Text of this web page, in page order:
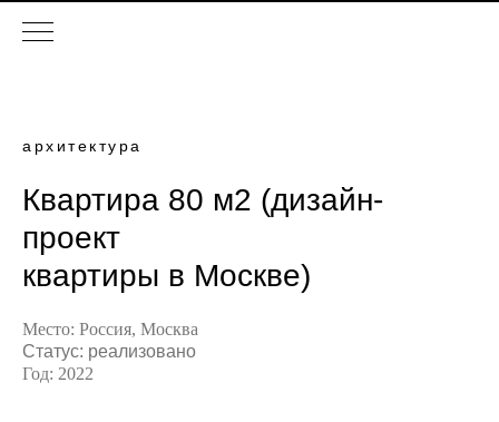
архитектура
Квартира 80 м2 (дизайн-
проект
квартиры в Москве)
Место: Россия, Москва
Статус: реализовано
Год: 2022